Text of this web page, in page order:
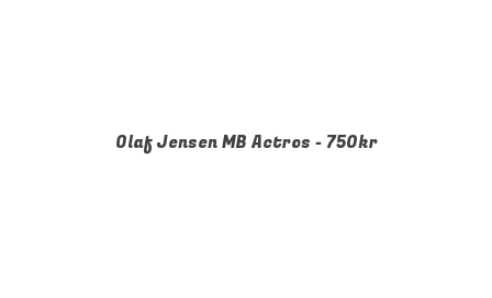
Olaf Jensen MB Actros - 750kr